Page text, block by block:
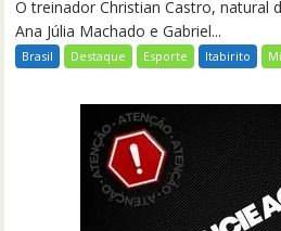
O treinador Christian Castro, natural
Ana Júlia Machado e Gabriel...
Brasil Destaque Esporte Itabirito